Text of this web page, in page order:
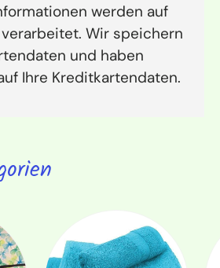
werden auf
Wir speichern
und haben
Ihre Kreditkartendaten.